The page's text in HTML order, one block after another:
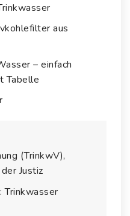
aus
– einfach
Tabelle
(TrinkwV),
Justiz
Trinkwasser